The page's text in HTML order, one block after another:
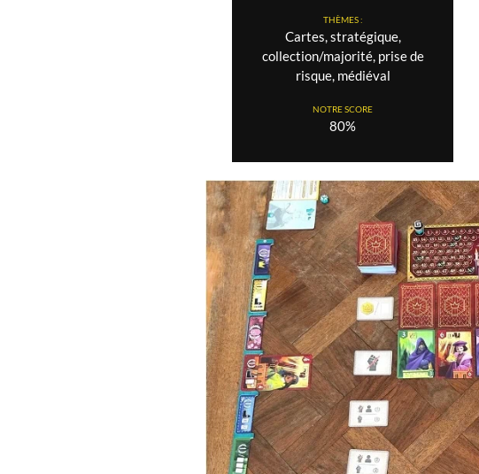
THÈMES :
Cartes, stratégique,
collection/majorité, prise de
risque, médiéval
NOTRE SCORE
80